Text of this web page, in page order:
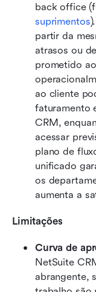
back office
suprimentos
partir da
atrasos ou
prometido
ao cliente
faturamento
CRM,
acessar
plano de
unificado
os
aumenta a
Limitações
Curva de
NetSuite
abrangente,